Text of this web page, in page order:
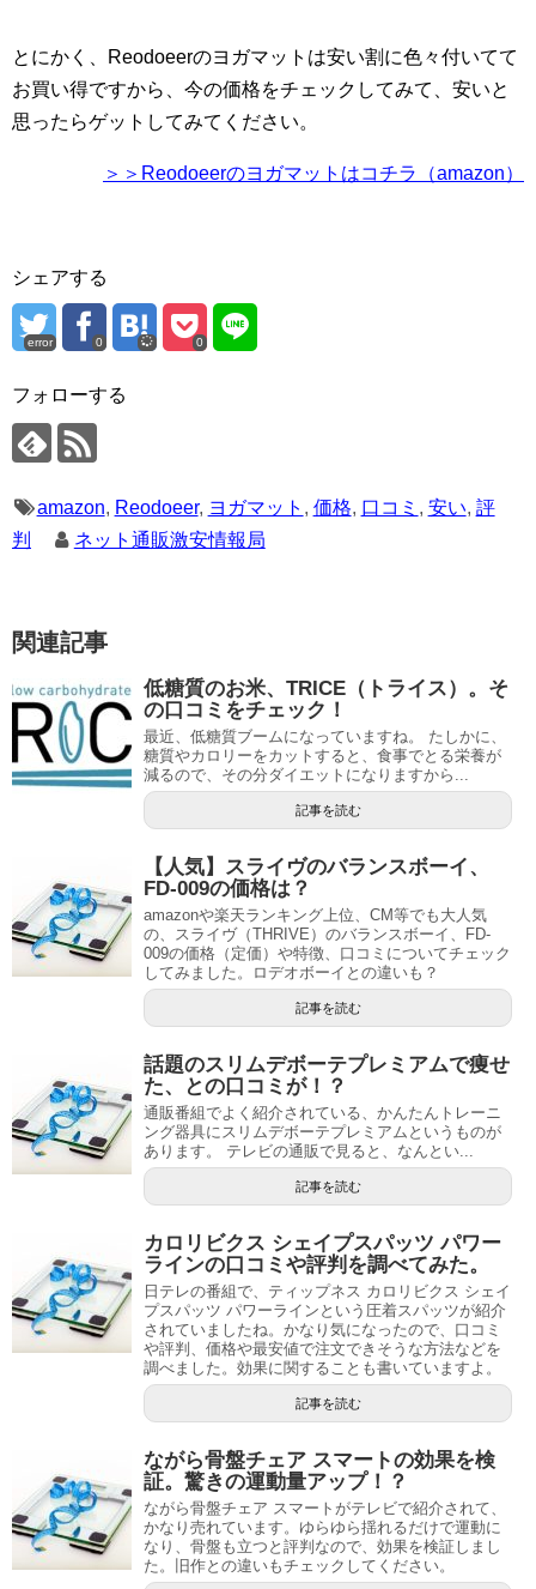
とにかく、Reodoeerのヨガマットは安い割に色々付いてて
お買い得ですから、今の価格をチェックしてみて、安いと
思ったらゲットしてみてください。
＞＞Reodoeerのヨガマットはコチラ（amazon）
シェアする
error 0 0
フォローする
amazon, Reodoeer, ヨガマット , 価格, 口コミ , 安い, 評
判
ネット通販激安情報局
関連記事
低糖質のお米、TRICE（トライス）。そ
の口コミをチェック！
最近、低糖質ブームになっていますね。 たしかに、
糖質やカロリーをカットすると、食事でとる栄養が
減るので、その分ダイエットになりますから...
記事を読む
【人気】スライヴのバランスボーイ、
FD-009の価格は？
amazonや楽天ランキング上位、CM等でも大人気
の、スライヴ（THRIVE）のバランスボーイ、FD-
009の価格（定価）や特徴、口コミについてチェック
してみました。ロデオボーイとの違いも？
記事を読む
話題のスリムデボーテプレミアムで痩せ
た、との口コミが！？
通販番組でよく紹介されている、かんたんトレーニ
ング器具にスリムデボーテプレミアムというものが
あります。 テレビの通販で見ると、なんとい...
記事を読む
カロリビクス シェイプスパッツ パワー
ラインの口コミや評判を調べてみた。
日テレの番組で、ティップネス カロリビクス シェイ
プスパッツ パワーラインという圧着スパッツが紹介
されていましたね。かなり気になったので、口コミ
や評判、価格や最安値で注文できそうな方法などを
調べました。効果に関することも書いていますよ。
記事を読む
ながら骨盤チェア スマートの効果を検
証。驚きの運動量アップ！？
ながら骨盤チェア スマートがテレビで紹介されて、
かなり売れています。ゆらゆら揺れるだけで運動に
なり、骨盤も立つと評判なので、効果を検証しまし
た。旧作との違いもチェックしてください。